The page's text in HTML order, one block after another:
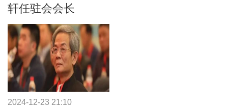
轩任驻会会长
2024-12-23 21:10